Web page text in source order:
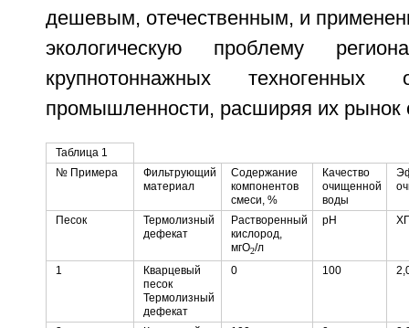
дешевым, отечественным, и
экологическую проблему
крупнотоннажных техногенных
промышленности, расширяя их рынок
Таблица 1
№ Примера
Фильтрующий
материал
Содержание
компонентов
смеси, %
Качество
очищенной
воды
Песок
Термолизный
дефекат
Растворенный
кислород,
мгО2/л
pH
1
Кварцевый
песок
Термолизный
дефекат
0 100